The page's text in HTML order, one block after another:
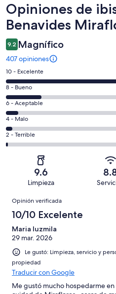
Opiniones
Opiniones de
Benavides
9.2 Magnífico
407 opiniones
Puntuación
de
10,
es
decir,
Excelente.
Basada
en
opiniones
10 - Excelente
Puntuación
de
8,
es
decir,
Bueno.
opiniones
8 - Bueno
Puntuación
de
6,
es
decir,
Aceptable.
de
407
opiniones
6 - Aceptable
Puntuación
de
4,
Basada
12
de
opiniones
4 - Malo
Puntuación
de
Terrible.
Basada
de
407
opiniones
2 - Terrible
9.6
Limpieza
Opiniones
Opinión verificada
10/10 Excelente
Maria luzmila
29 mar. 2026
Le gustó: Limpieza, servicio y
propiedad
Traducir con Google
Me gustó mucho hospedarme